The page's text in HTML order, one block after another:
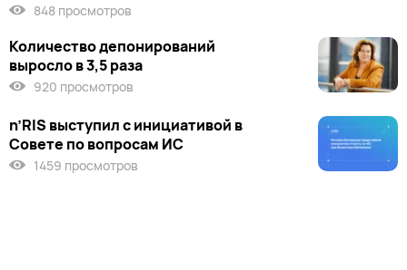
848 просмотров
Количество депонирований
выросло в 3,5 раза
920 просмотров
n’RIS выступил c инициативой в
Совете по вопросам ИС
1459 просмотров